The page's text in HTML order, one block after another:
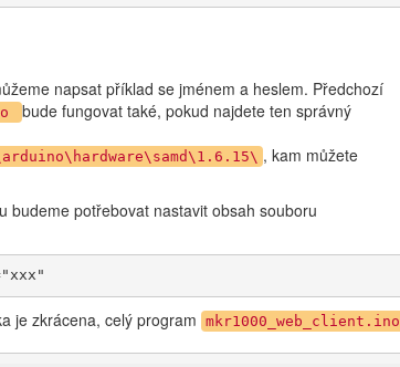
napsat příklad se jménem a heslem. Předchozí
bude fungovat také, pokud najdete ten správný
, kam můžete
budeme potřebovat nastavit obsah souboru
je zkrácena, celý program mkr1000_web_client.ino